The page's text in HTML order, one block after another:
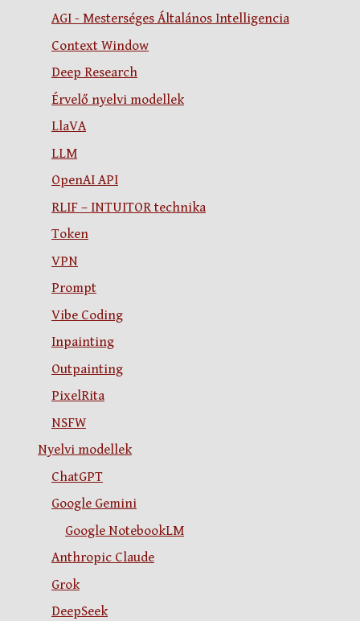
AGI - Mesterséges Általános Intelligencia
Context Window
Deep Research
Érvelő nyelvi modellek
LlaVA
LLM
OpenAI API
RLIF – INTUITOR technika
Token
VPN
Prompt
Vibe Coding
Inpainting
Outpainting
PixelRita
NSFW
Nyelvi modellek
ChatGPT
Google Gemini
Google NotebookLM
Anthropic Claude
Grok
DeepSeek